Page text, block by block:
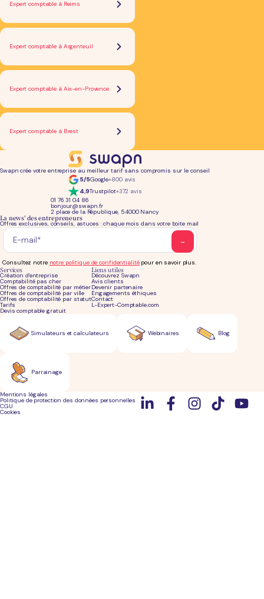
Expert comptable à Reims
Expert comptable à Argenteuil
Expert comptable à Aix-en-Provence
Expert comptable à Brest
Swapn crée votre entreprise au meilleur tarif sans compromis sur le conseil
5/5Google+800 avis
4,9Trustpilot+372 avis
01 76 31 04 86
bonjour@swapn.fr
2 place de la République, 54000 Nancy
Services
Création d'entreprise
Comptabilité pas cher
Offres de comptabilité par métier
Offres de comptabilité par ville
Offres de comptabilité par statut
Tarifs
Devis comptable gratuit
Liens utiles
Découvrez Swapn
Avis clients
Devenir partenaire
Engagements éthiques
Contact
L-Expert-Comptable.com
La news' des entrepreneurs
Offres exclusives, conseils, astuces : chaque mois dans votre boite mail
Consultez notre notre politique de confidentialitépour en savoir plus.
Simulateurs et calculateurs Blog
Parrainage
Webinaires
Mentions légales
Politique de protection des données personnelles
CGU
Cookies